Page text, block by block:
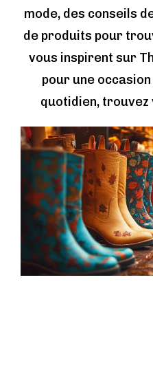
mode, des conseils
de produits pour
vous inspirent sur
pour une
quotidien,